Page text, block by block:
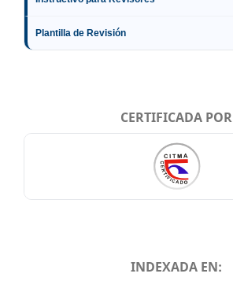
Plantilla de Revisión
CERTIFICADA POR
INDEXADA EN: